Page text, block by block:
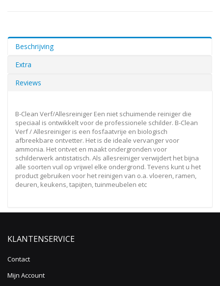
Beschrijving
Extra
Reviews
B-Clean Verf/Allesreiniger Een niet schuimende reiniger die
speciaal is ontwikkelt voor de professionele schilder. B-Clean
Verf / Allesreiniger is een fosfaatvrije en biologisch
afbreekbare ontvetter. Het is de ideale vervanger voor
ammonia. Het ontvet en maakt ondergronden voor
schilderwerk antistatisch. Als allesreiniger verwijdert het bijna
alle soorten vuil op vrijwel elke ondergrond. Tevens kunt u het
product gebruiken voor het reinigen van o.a. vloeren, ramen,
deuren, keukens, tapijten, tuinmeubelen etc
KLANTENSERVICE
Contact
Mijn Account